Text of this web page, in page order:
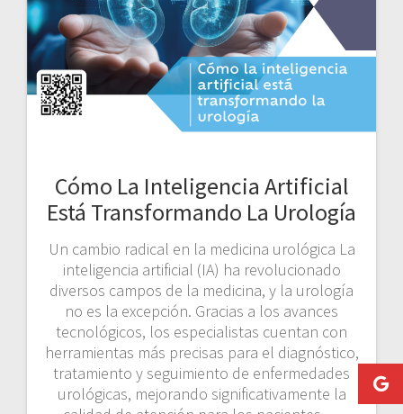
Cómo La Inteligencia Artificial
Está Transformando La Urología
Un cambio radical en la medicina urológica La
inteligencia artificial (IA) ha revolucionado
diversos campos de la medicina, y la urología
no es la excepción. Gracias a los avances
tecnológicos, los especialistas cuentan con
herramientas más precisas para el diagnóstico,
tratamiento y seguimiento de enfermedades
urológicas, mejorando significativamente la